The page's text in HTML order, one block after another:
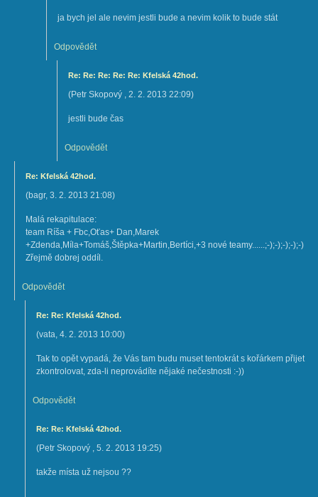
ja bych jel ale nevim jestli bude a nevim kolik to bude stát
Odpovědět
Re: Re: Re: Re: Re: Kfelská 42hod.
(Petr Skopový , 2. 2. 2013 22:09)
jestli bude čas
Odpovědět
Re: Kfelská 42hod.
(bagr, 3. 2. 2013 21:08)
Malá rekapitulace:
team Ríša + Fbc,Oťas+ Dan,Marek
+Zdenda,Míla+Tomáš,Štěpka+Martin,Bertíci,+3 nové teamy......;-);-);-);-);-)
Zřejmě dobrej oddíl.
Odpovědět
Re: Re: Kfelská 42hod.
(vata, 4. 2. 2013 10:00)
Tak to opět vypadá, že Vás tam budu muset tentokrát s kořárkem přijet
zkontrolovat, zda-li neprovádíte nějaké nečestnosti :-))
Odpovědět
Re: Re: Kfelská 42hod.
(Petr Skopový , 5. 2. 2013 19:25)
takže místa už nejsou ??